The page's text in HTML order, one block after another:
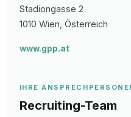
Stadiongasse 2
1010 Wien , Österreich
www.gpp.at
IHRE
Recruiting-Team